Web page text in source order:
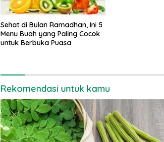
Sehat di Bulan Ramadhan, Ini 5
Menu Buah yang Paling Cocok
untuk Berbuka Puasa
Rekomendasi untuk kamu